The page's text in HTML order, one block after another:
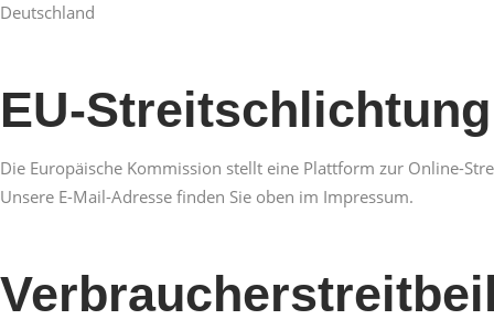
Deutschland
EU-Streitschlichtung
Die Europäische Kommission stellt eine Plattform zur Online-
Unsere E-Mail-Adresse finden Sie oben im Impressum.